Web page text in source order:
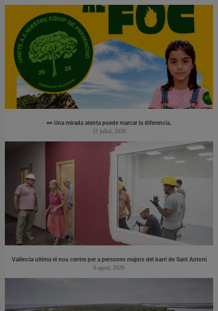
👀 Una mirada atenta puede marcar la diferencia.
31 juliol, 2026
València ultima el nou centre per a persones majors del barri de Sant Antoni
6 agost, 2026